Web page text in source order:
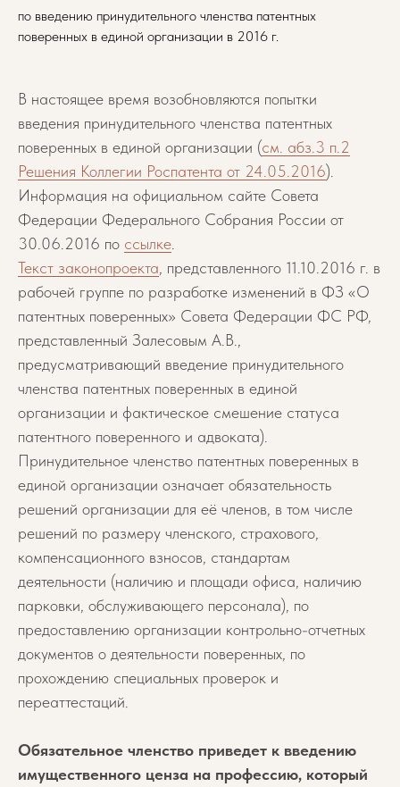
по введению принудительного членства патентных
поверенных в единой организации в 2016 г.
В настоящее время возобновляются попытки
введения принудительного членства патентных
поверенных в единой организации (см. абз.3 п.2
Решения Коллегии Роспатента от 24.05.2016).
Информация на официальном сайте Совета
Федерации Федерального Собрания России от
30.06.2016 по ссылке
Текст законопроекта , представленного 11.10.2016 г. в
рабочей группе по разработке изменений в ФЗ «О
патентных поверенных» Совета Федерации ФС РФ,
представленный Залесовым А.В.,
предусматривающий введение принудительного
членства патентных поверенных в единой
организации и фактическое смешение статуса
патентного поверенного и адвоката).
Принудительное членство патентных поверенных в
единой организации означает обязательность
решений организации для её членов, в том числе
решений по размеру членского, страхового,
компенсационного взносов, стандартам
деятельности (наличию и площади офиса, наличию
парковки, обслуживающего персонала), по
предоставлению организации контрольно-отчетных
документов о деятельности поверенных, по
прохождению специальных проверок и
переаттестаций.
Обязательное членство приведет к введению
имущественного ценза на профессию, который